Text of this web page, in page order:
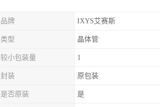
品牌 IXYS艾赛斯
类型 晶体管
较小包装量 1
封装 原包装
是否原装 是